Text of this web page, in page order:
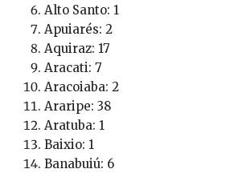
Alto Santo: 1
Apuiarés: 2
Aquiraz: 17
Aracati: 7
Aracoiaba: 2
Araripe: 38
Aratuba: 1
Baixio: 1
Banabuiú: 6